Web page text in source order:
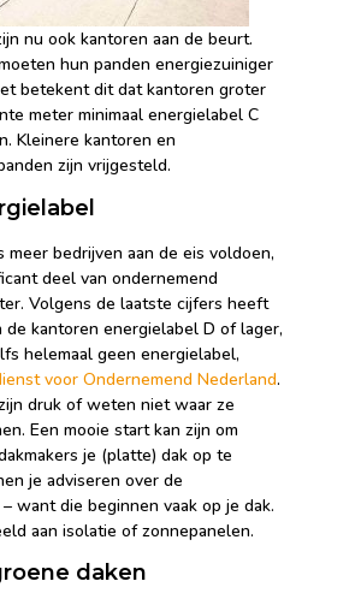
nu ook kantoren aan de beurt.
hun panden energiezuiniger
betekent dit dat kantoren groter
meter minimaal energielabel C
Kleinere kantoren en
zijn vrijgesteld.
bedrijven aan de eis voldoen,
deel van ondernemend
Volgens de laatste cijfers heeft
de kantoren energielabel D of lager,
helemaal geen energielabel,
voor Ondernemend Nederland.
druk of weten niet waar ze
Een mooie start kan zijn om
je (platte) dak op te
je adviseren over de
want die beginnen vaak op je dak.
aan isolatie of zonnepanelen.
daken